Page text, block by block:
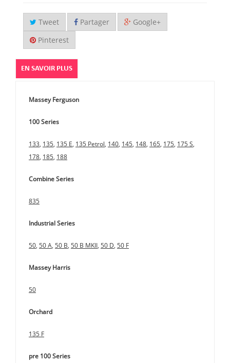
Tweet Partager Google+
Pinterest
EN SAVOIR PLUS
Massey Ferguson
100 Series
133, 135, 135 E, 135 Petrol , 140, 145, 148, 165, 175, 175 S,
178, 185, 188
Combine Series
835
Industrial Series
50, 50 A, 50 B, 50 B MKII , 50 D, 50 F
Massey Harris
50
Orchard
135 F
pre 100 Series